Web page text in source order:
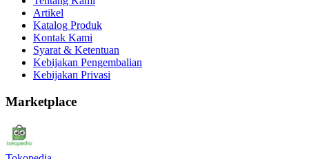
Artikel
Katalog Produk
Kontak Kami
Syarat & Ketentuan
Kebijakan Pengembalian
Kebijakan Privasi
Marketplace